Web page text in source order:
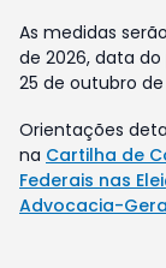
As medidas
de 2026, data
25 de outubro
Orientações
na Cartilha de
Federais nas
Advocacia-